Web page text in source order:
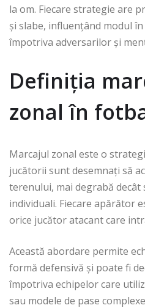
la om. Fiecare strategie are
și slabe, influențând modul
împotriva adversarilor și
Definiția
zonal în
Marcajul zonal este o
jucătorii sunt desemnați să
terenului, mai degrabă decât
individuali. Fiecare apărător
orice jucător atacant care
Această abordare permite
formă defensivă și poate fi
împotriva echipelor care
sau modele de pase